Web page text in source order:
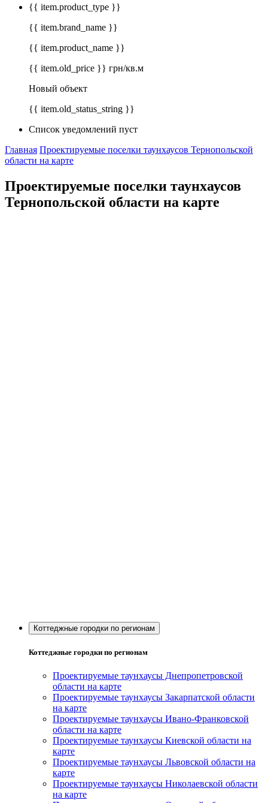
{{ item.product_type }}
{{ item.brand_name }}
{{ item.product_name }}
{{ item.old_price }} грн/кв.м
Новый объект
{{ item.old_status_string }}
Список уведомлений пуст
Главная Проектируемые поселки таунхаусов Тернопольской
области на карте
Проектируемые поселки таунхаусов
Тернопольской области на карте
Коттеджные городки по регионам
Коттеджные городки по регионам
Проектируемые таунхаусы Днепропетровской
области на карте
Проектируемые таунхаусы Закарпатской области
на карте
Проектируемые таунхаусы Ивано-Франковской
области на карте
Проектируемые таунхаусы Киевской области на
карте
Проектируемые таунхаусы Львовской области на
карте
Проектируемые таунхаусы Николаевской области
на карте